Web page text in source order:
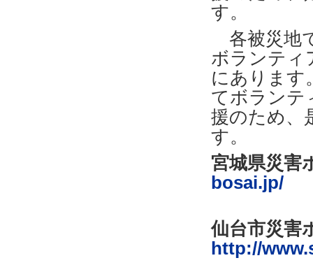
す。
各被災地
ボランティ
にあります
てボランテ
援のため、
す。
宮城県災
bosai.jp/
仙台市災
http://